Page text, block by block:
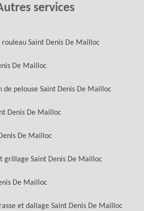
services
rouleau Saint Denis De Mailloc
De Mailloc
de pelouse Saint Denis De Mailloc
Denis De Mailloc
De Mailloc
grillage Saint Denis De Mailloc
De Mailloc
et dallage Saint Denis De Mailloc